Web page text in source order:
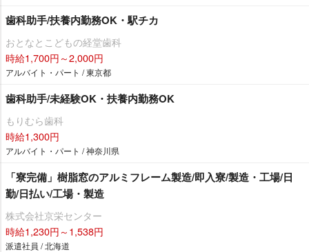
歯科助手/扶養内勤務OK・駅チカ
おとなとこどもの経堂歯科
時給1,700円～2,000円
アルバイト・パート / 東京都
歯科助手/未経験OK・扶養内勤務OK
もりむら歯科
時給1,300円
アルバイト・パート / 神奈川県
「寮完備」樹脂窓のアルミフレーム製造/即入寮/製造・工場/日
勤/日払い/工場・製造
株式会社京栄センター
時給1,230円～1,538円
派遣社員 / 北海道